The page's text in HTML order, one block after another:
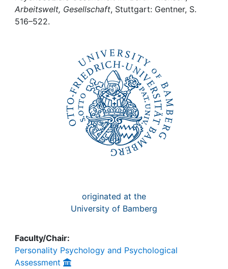
Awards
Arbeitswelt, Gesellschaft, Stuttgart: Gentner, S.
516–522.
originated at the
University of Bamberg
Faculty/Chair:
Personality Psychology and Psychological
Assessment